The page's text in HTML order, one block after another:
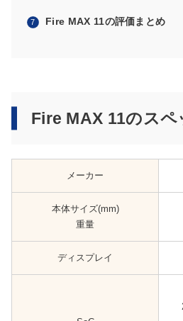
Fire MAX 11の評価まとめ
Fire MAX 11のスペ
メーカー
本体サイズ(mm)
重量
ディスプレイ